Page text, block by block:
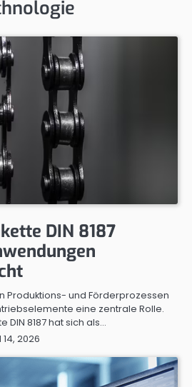
DIN 8187
Produktions- und Förderprozessen
eine zentrale Rolle.
DIN 8187 hat sich als…
2026